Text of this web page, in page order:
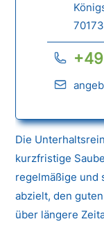
Die
kurzfristige
regelmäßige und
abzielt, den
über längere